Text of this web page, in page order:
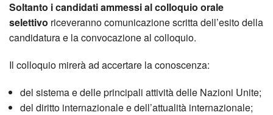
Soltanto i candidati ammessi al colloquio orale
selettivo riceveranno comunicazione scritta dell’esito della
candidatura e la convocazione al colloquio.
Il colloquio mirerà ad accertare la conoscenza:
del sistema e delle principali attività delle Nazioni Unite;
del diritto internazionale e dell’attualità internazionale;